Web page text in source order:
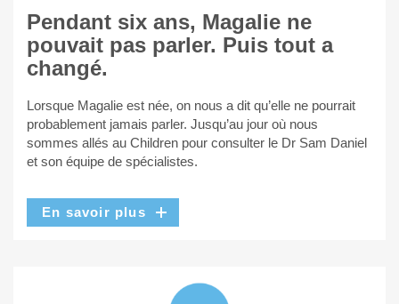
Pendant six ans, Magalie ne
pouvait pas parler. Puis tout a
changé.
Lorsque Magalie est née, on nous a dit qu’elle ne pourrait
probablement jamais parler. Jusqu’au jour où nous
sommes allés au Children pour consulter le Dr Sam Daniel
et son équipe de spécialistes.
En savoir plus